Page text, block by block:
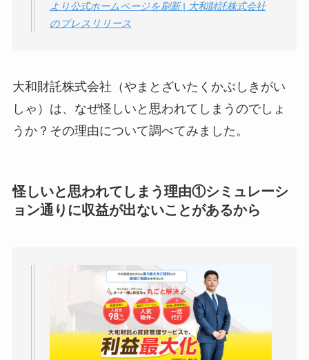
【怪しい？】TikTok
ユリカコーポレーシ
ョンは怪しい？口コ
ミ・評価が正直ヤバ
社TAPPの口コミ・評
判 は実際どう？
ミ・評判が正直ヤバ
いって本当？
より公式ホームページを刷新 | 大和財託株式会社
のプレスリリース
大和財託株式会社（やまとざいたくかぶしきがい
しゃ）は、なぜ怪しいと思われてしまうのでしょ
うか？その理由について調べてみました。
怪しいと思われてしまう理由①シミュレーシ
ョン通りに収益が出ないことがあるから